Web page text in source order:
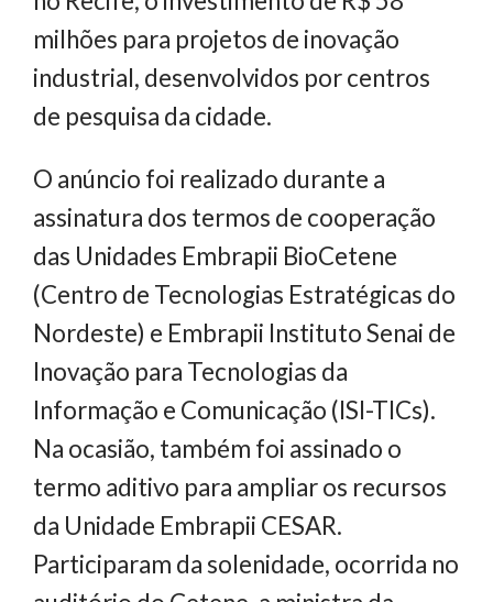
milhões para projetos de inovação
industrial, desenvolvidos por centros
de pesquisa da cidade.
O anúncio foi realizado durante a
assinatura dos termos de cooperação
das Unidades Embrapii BioCetene
(Centro de Tecnologias Estratégicas do
Nordeste) e Embrapii Instituto Senai de
Inovação para Tecnologias da
Informação e Comunicação (ISI-TICs).
Na ocasião, também foi assinado o
termo aditivo para ampliar os recursos
da Unidade Embrapii CESAR.
Participaram da solenidade, ocorrida no